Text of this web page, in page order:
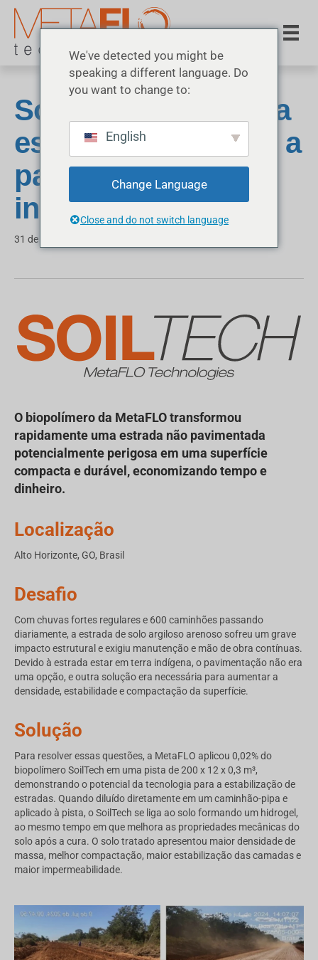
SoilTech impulsiona
estrada sustentável a
partir de terra
indígena
31 de março de 2026
O biopolímero da MetaFLO transformou
rapidamente uma estrada não pavimentada
potencialmente perigosa em uma superfície
compacta e durável, economizando tempo e
dinheiro.
Localização
Alto Horizonte, GO, Brasil
Desafio
Com chuvas fortes regulares e 600 caminhões passando
diariamente, a estrada de solo argiloso arenoso sofreu um grave
impacto estrutural e exigiu manutenção e mão de obra contínuas.
Devido à estrada estar em terra indígena, o pavimentação não era
uma opção, e outra solução era necessária para aumentar a
densidade, estabilidade e compactação da superfície.
Solução
Para resolver essas questões, a MetaFLO aplicou 0,02% do
biopolímero SoilTech em uma pista de 200 x 12 x 0,3 m³,
demonstrando o potencial da tecnologia para a estabilização de
estradas. Quando diluído diretamente em um caminhão-pipa e
aplicado à pista, o SoilTech se liga ao solo formando um hidrogel,
ao mesmo tempo em que melhora as propriedades mecânicas do
solo após a cura. O solo tratado apresentou maior densidade de
massa, melhor compactação, maior estabilização das camadas e
maior impermeabilidade.
We've detected you might be
speaking a different language. Do
you want to change to:
English
Change Language
Close and do not switch language